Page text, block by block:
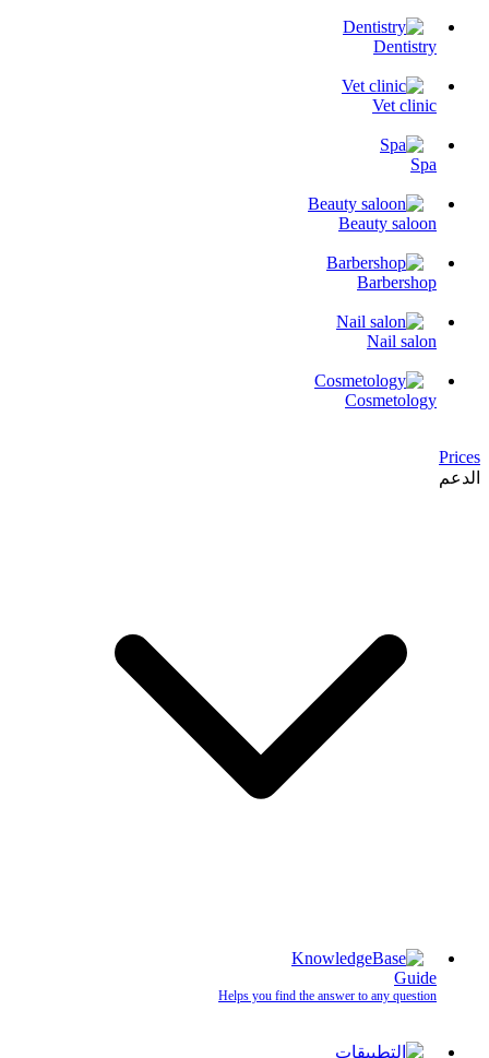
Dentistry
Vet clinic
Spa
Beauty saloon
Barbershop
Nail salon
Cosmetology
Prices
الدعم
Guide
Helps you find the answer to any question